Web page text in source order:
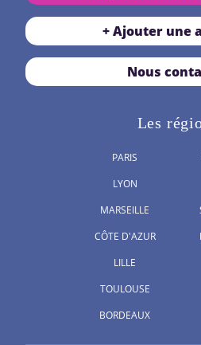
+ Ajouter une
Nous
Les
PARIS
LYON
MARSEILLE
CÔTE D'AZUR
LILLE
TOULOUSE
BORDEAUX